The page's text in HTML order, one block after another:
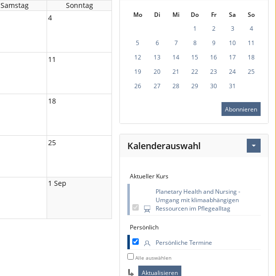
Samstag
Sonntag
4
11
18
25
1 Sep
Mo Di Mi Do Fr Sa
So
1
2 3
4
5
6 7 8 9 10
11
12
13 14 15 16 17
18
19
20 21 22 23 24
25
26
27 28 29 30 31
Abonnieren
Kalenderauswahl
Aktueller Kurs
Planetary Health and Nursing -
Umgang mit klimaabhängigen
Ressourcen im Pflegealltag
Persönlich
Persönliche Termine
Alle auswählen